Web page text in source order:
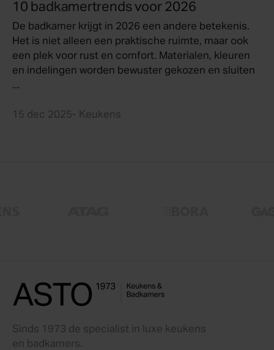
10 badkamertrends voor 2026
De badkamer krijgt in 2026 een andere betekenis.
Het is niet alleen een praktische ruimte, maar ook
een plek voor rust en comfort. Materialen, kleuren
en indelingen worden bewuster gekozen en sluiten
...
15 dec 2025 - Keukens
Sinds 1973 de specialist in luxe keukens
en badkamers.